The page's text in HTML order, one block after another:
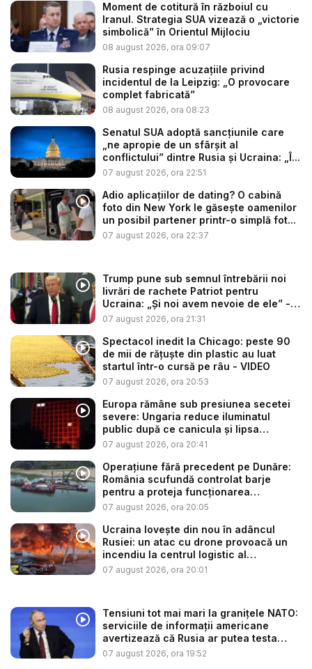
Moment de cotitură în războiul cu
Iranul. Strategia SUA vizează o „victorie
simbolică” în Orientul Mijlociu
08 august 2026, ora 09:07
Rusia respinge acuzațiile privind
incidentul de la Leipzig: „O provocare
complet fabricată”
08 august 2026, ora 08:23
Senatul SUA adoptă sancțiunile care
„ne apropie de un sfârșit al
conflictului” dintre Rusia și Ucraina: „Î...
07 august 2026, ora 22:51
Adio aplicațiilor de dating? O cabină
foto din New York le găsește oamenilor
un posibil partener printr-o simplă fot...
07 august 2026, ora 22:37
Trump pune sub semnul întrebării noi
livrări de rachete Patriot pentru
Ucraina: „Și noi avem nevoie de ele” -
V...
07 august 2026, ora 21:31
Spectacol inedit la Chicago: peste 90
de mii de rățuște din plastic au luat
startul într-o cursă pe râu - VIDEO
07 august 2026, ora 20:53
Europa rămâne sub presiunea secetei
severe: Ungaria reduce iluminatul
public după ce canicula și lipsa
precip...
07 august 2026, ora 20:41
Operațiune fără precedent pe Dunăre:
România scufundă controlat barje
pentru a proteja funcționarea
Centrale...
07 august 2026, ora 20:05
Ucraina lovește din nou în adâncul
Rusiei: un atac cu drone provoacă un
incendiu la centrul logistic al
„Amazonu...
07 august 2026, ora 20:01
Tensiuni tot mai mari la granițele NATO:
serviciile de informații americane
avertizează că Rusia ar putea testa
Alia...
07 august 2026, ora 19:52